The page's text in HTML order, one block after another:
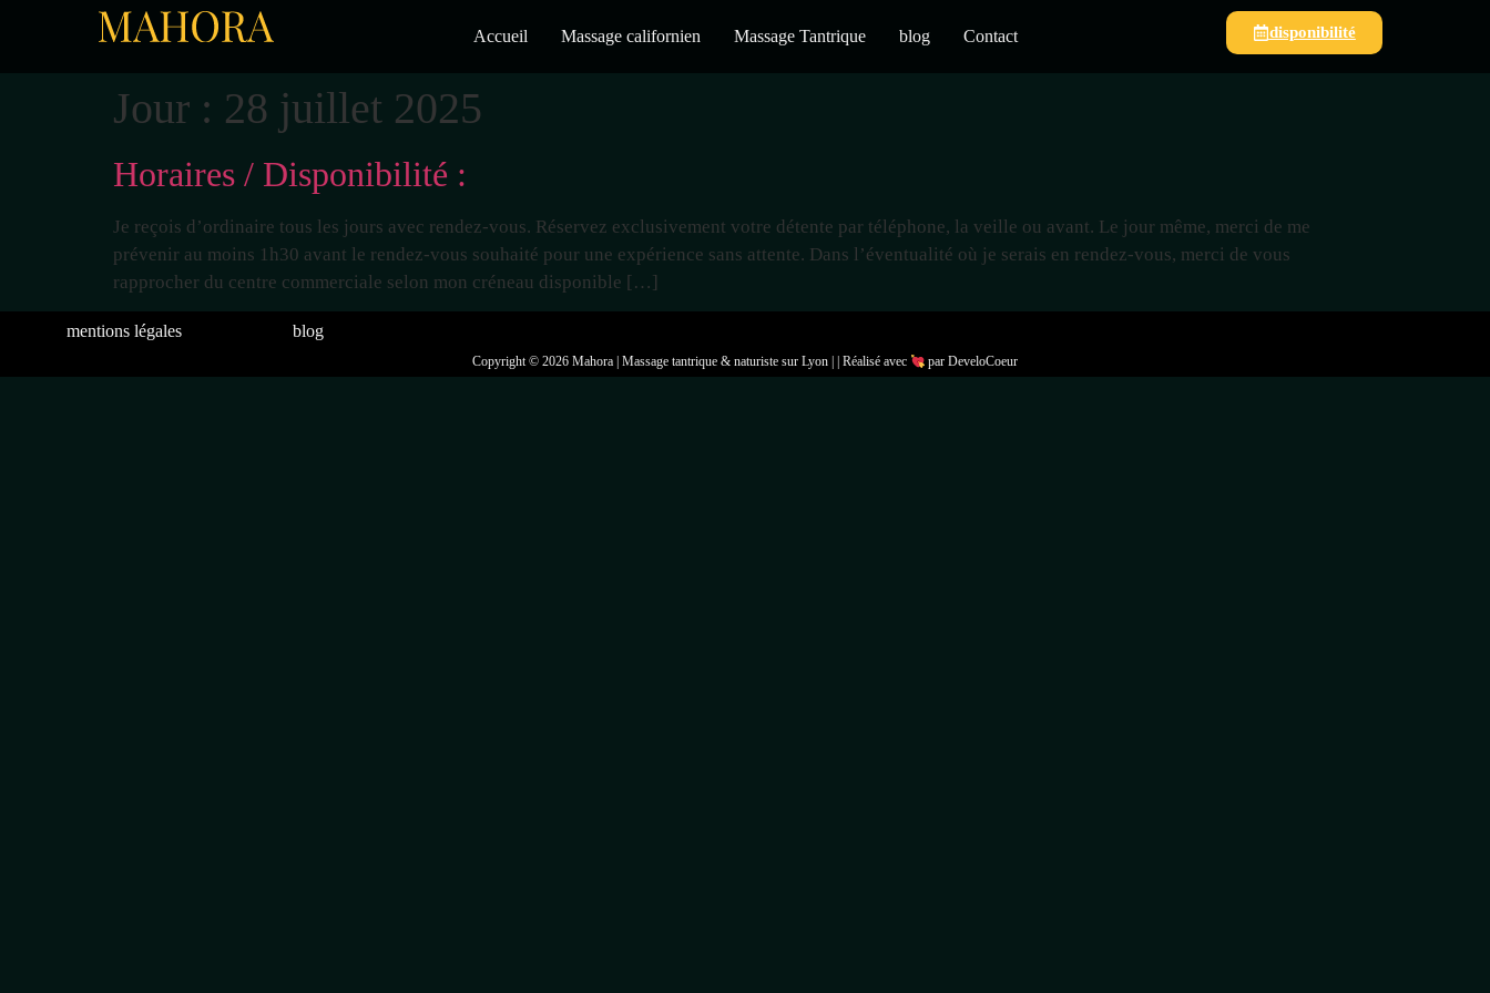
Accueil Massage californien Massage Tantrique blog Contact disponibilité
Jour : 28 juillet 2025
Horaires / Disponibilité :
Je reçois d’ordinaire tous les jours avec rendez-vous. Réservez exclusivement votre détente par téléphone, la veille ou avant. Le jour même, merci de me
prévenir au moins 1h30 avant le rendez-vous souhaité pour une expérience sans attente. Dans l’éventualité où je serais en rendez-vous, merci de vous
rapprocher du centre commerciale selon mon créneau disponible […]
mentions légales blog
Copyright © 2026 Mahora | Massage tantrique & naturiste sur Lyon | | Réalisé avec ​ par DeveloCoeur